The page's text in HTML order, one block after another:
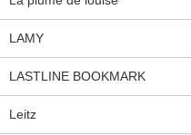
LAMY
LASTLINE BOOKMARK
Leitz